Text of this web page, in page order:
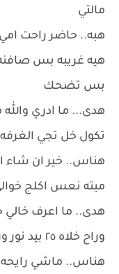
مالتي
هبه.. حاضر راحت
هيه غريبه بس
بس تضحك
هدى... ما ادري
تكول خل تجي
هناس.. خير ان شاء
ميته نعس اكلج
هدى.. ما اعرف خالي
وراح خلاه ٢٥ بيد نور وراح
هناس.. ماشي رايحه